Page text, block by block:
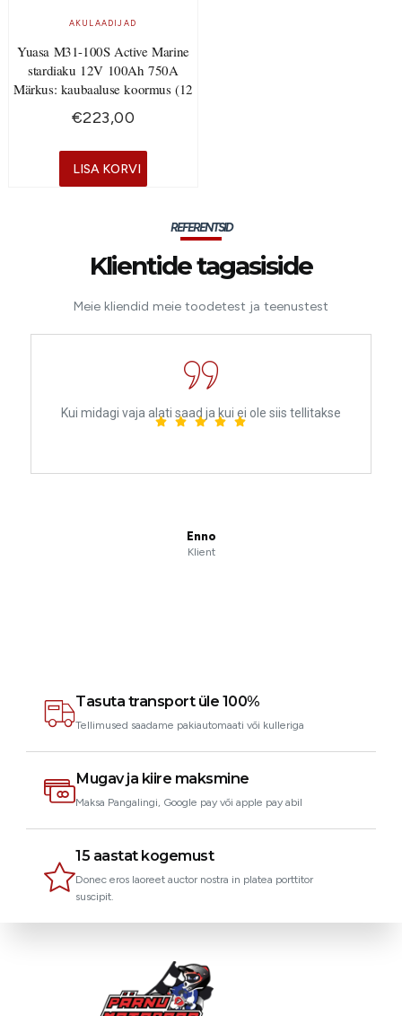
AKULAADIJAD
Yuasa M31-100S Active Marine
stardiaku 12V 100Ah 750A
Märkus: kaubaaluse koormus (12
€223,00
LISA KORVI
REFERENTSID
Klientide tagasiside
Meie kliendid meie toodetest ja teenustest
Enno
Klient
Kui midagi vaja alati saad ja kui ei ole siis tellitakse
Tasuta transport üle 100%
Tellimused saadame pakiautomaati või kulleriga
Mugav ja kiire maksmine
Maksa Pangalingi, Google pay või apple pay abil
15 aastat kogemust
Donec eros laoreet auctor nostra in platea porttitor
suscipit.